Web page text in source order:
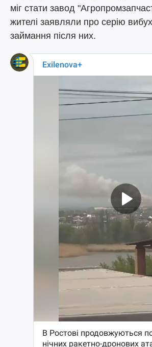
міг стати завод
жителі заявляли про серію
займання після них.